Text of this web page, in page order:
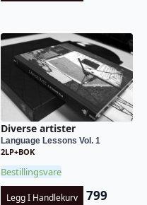
Diverse artister
Language Lessons Vol. 1
2LP+BOK
Bestillingsvare
Legg I Handlekurv 799